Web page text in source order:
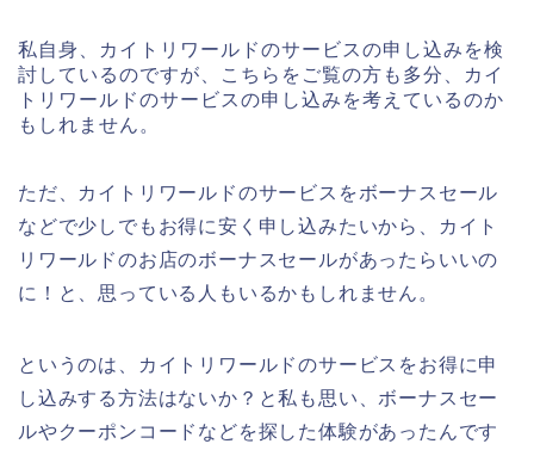
私自身、カイトリワールドのサービスの申し込みを検
討しているのですが、こちらをご覧の方も多分、カイ
トリワールドのサービスの申し込みを考えているのか
もしれません。
ただ、カイトリワールドのサービスをボーナスセール
などで少しでもお得に安く申し込みたいから、カイト
リワールドのお店のボーナスセールがあったらいいの
に！と、思っている人もいるかもしれません。
というのは、カイトリワールドのサービスをお得に申
し込みする方法はないか？と私も思い、ボーナスセー
ルやクーポンコードなどを探した体験があったんです